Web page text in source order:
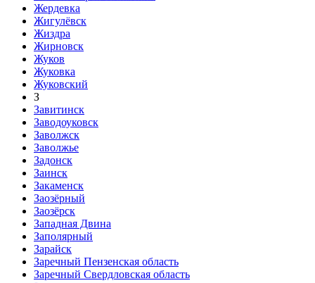
Жердевка
Жигулёвск
Жиздра
Жирновск
Жуков
Жуковка
Жуковский
З
Завитинск
Заводоуковск
Заволжск
Заволжье
Задонск
Заинск
Закаменск
Заозёрный
Заозёрск
Западная Двина
Заполярный
Зарайск
Заречный Пензенская область
Заречный Свердловская область